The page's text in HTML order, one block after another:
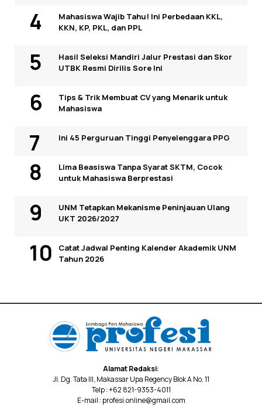
Mahasiswa Wajib Tahu! Ini Perbedaan KKL,
KKN, KP, PKL, dan PPL
Hasil Seleksi Mandiri Jalur Prestasi dan Skor
UTBK Resmi Dirilis Sore Ini
Tips & Trik Membuat CV yang Menarik untuk
Mahasiswa
Ini 45 Perguruan Tinggi Penyelenggara PPG
Lima Beasiswa Tanpa Syarat SKTM, Cocok
untuk Mahasiswa Berprestasi
UNM Tetapkan Mekanisme Peninjauan Ulang
UKT 2026/2027
Catat Jadwal Penting Kalender Akademik UNM
Tahun 2026
Alamat Redaksi:
Jl. Dg. Tata III, Makassar Upa Regency Blok A No. 11
Telp : +62 821-9353-4011
E-mail : profesi.online@gmail.com